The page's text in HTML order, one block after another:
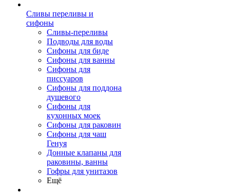
Сливы переливы и
сифоны
Сливы-переливы
Подводы для воды
Сифоны для биде
Сифоны для ванны
Сифоны для
писсуаров
Сифоны для поддона
душевого
Сифоны для
кухонных моек
Сифоны для раковин
Сифоны для чаш
Генуя
Донные клапаны для
раковины, ванны
Гофры для унитазов
Ещё